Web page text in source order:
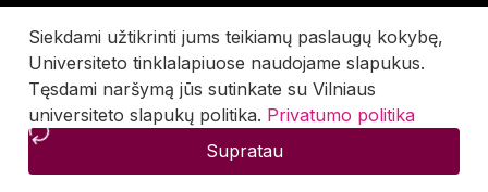
Siekdami užtikrinti jums teikiamų paslaugų kokybę,
Universiteto tinklalapiuose naudojame slapukus.
Tęsdami naršymą jūs sutinkate su Vilniaus
universiteto slapukų politika. Privatumo politika
Supratau